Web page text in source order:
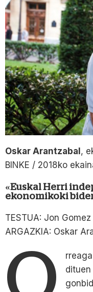
Oskar Arantzabal ,
BINKE / 2018ko
«Euskal Herri
ekonomikoki
TESTUA: Jon Gomez
ARGAZKIA: Oskar